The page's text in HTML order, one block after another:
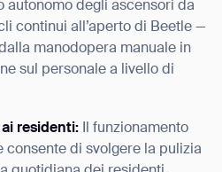
autonomo degli ascensori da
continui all’aperto di Beetle —
manodopera manuale in
sul personale a livello di
residenti: Il funzionamento
consente di svolgere la pulizia